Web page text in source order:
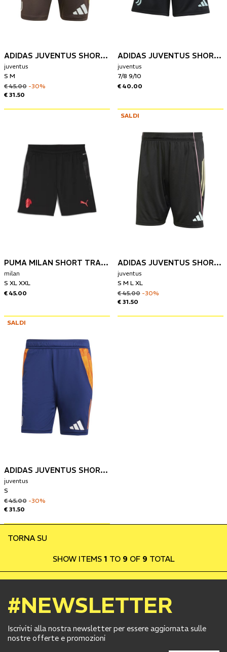
ADIDAS JUVENTUS SHORT TRAINING EU 24/25
juventus
S M
€ 45.00 -30%
€ 31.50
ADIDAS JUVENTUS SHORT TRAINING BAMBINO 25/26
juventus
7/8 9/10
€ 40.00
PUMA MILAN SHORT TRAINING 25/25
milan
S XL XXL
€ 45.00
SALDI
ADIDAS JUVENTUS SHORT TRAINING 25/26
juventus
S M L XL
€ 45.00 -30%
€ 31.50
SALDI
ADIDAS JUVENTUS SHORT TRAINING 24/25
juventus
S
€ 45.00 -30%
€ 31.50
TORNA SU
SHOW ITEMS 1 TO 9 OF 9 TOTAL
#NEWSLETTER
Iscriviti alla nostra newsletter per essere aggiornata sulle
nostre offerte e promozioni